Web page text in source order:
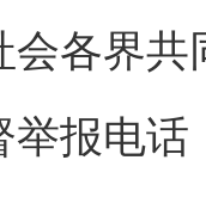
会各界
报电话